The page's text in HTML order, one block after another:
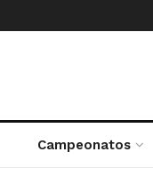
Campeonatos